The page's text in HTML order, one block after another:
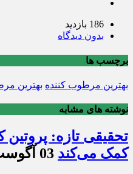
186 بازدید
بدون دیدگاه
برچسب ها
بهترین مرطوب کننده بهترین
نوشته های مشابه
تحقیقی تازه: پروتین
کمک می‌کند 03 آگوست 2026 - 19:00